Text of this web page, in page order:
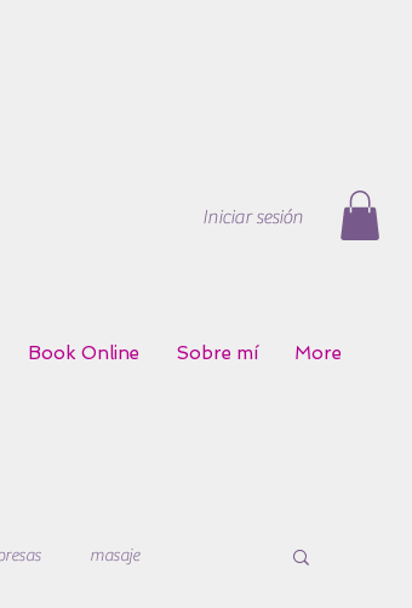
Iniciar sesión
Book Online Sobre mí More
masaje